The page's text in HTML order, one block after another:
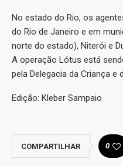
No estado do Rio, os
do Rio de Janeiro e em
norte do estado), Niterói e
A operação Lótus está
pela Delegacia da Criança e
Edição: Kleber Sampaio
COMPARTILHAR 0